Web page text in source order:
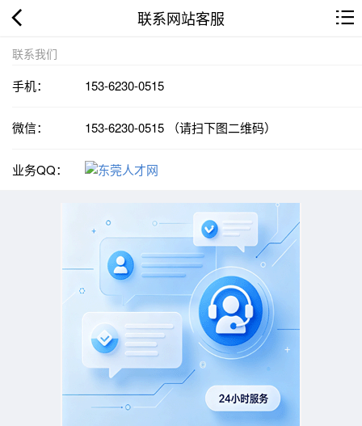
联系网站客服
联系我们
手机： 153-6230-0515
微信： 153-6230-0515 （请扫下图二维码）
业务QQ：